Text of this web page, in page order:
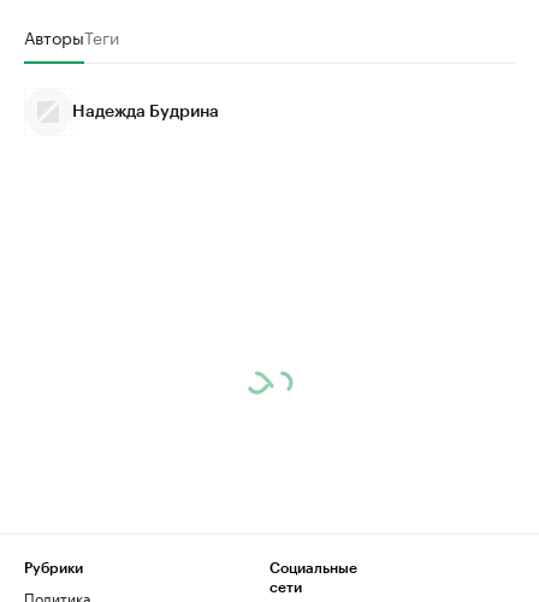
АвторыТеги
Надежда Будрина
Рубрики
Политика
Социальные
сети